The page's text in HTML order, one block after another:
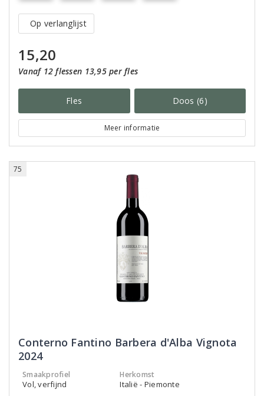
Op verlanglijst
15,20
Vanaf 12 flessen 13,95 per fles
Fles Doos (6)
Meer informatie
75
Conterno Fantino Barbera d'Alba Vignota
2024
Smaakprofiel
Vol, verfijnd
Herkomst
Italië - Piemonte